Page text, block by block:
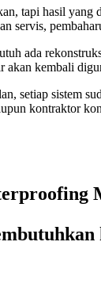
tapi hasil yang
servis,
ada
akan kembali
setiap sistem
kontraktor